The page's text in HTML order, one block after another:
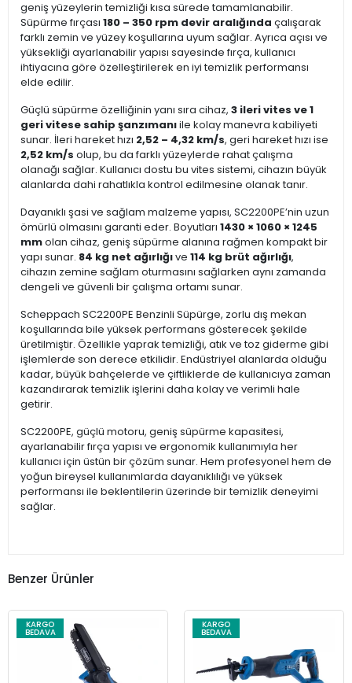
geniş yüzeylerin temizliği kısa sürede tamamlanabilir.
Süpürme fırçası 180 – 350 rpm devir aralığında çalışarak
farklı zemin ve yüzey koşullarına uyum sağlar. Ayrıca açısı ve
yüksekliği ayarlanabilir yapısı sayesinde fırça, kullanıcı
ihtiyacına göre özelleştirilerek en iyi temizlik performansı
elde edilir.
Güçlü süpürme özelliğinin yanı sıra cihaz, 3 ileri vites ve 1
geri vitese sahip şanzımanıile kolay manevra kabiliyeti
sunar. İleri hareket hızı 2,52 – 4,32 km/s, geri hareket hızı ise
2,52 km/s olup, bu da farklı yüzeylerde rahat çalışma
olanağı sağlar. Kullanıcı dostu bu vites sistemi, cihazın büyük
alanlarda dahi rahatlıkla kontrol edilmesine olanak tanır.
Dayanıklı şasi ve sağlam malzeme yapısı, SC2200PE’nin uzun
ömürlü olmasını garanti eder. Boyutları 1430 × 1060 × 1245
mmolan cihaz, geniş süpürme alanına rağmen kompakt bir
yapı sunar. 84 kg net ağırlığıve 114 kg brüt ağırlığı,
cihazın zemine sağlam oturmasını sağlarken aynı zamanda
dengeli ve güvenli bir çalışma ortamı sunar.
Scheppach SC2200PE Benzinli Süpürge, zorlu dış mekan
koşullarında bile yüksek performans gösterecek şekilde
üretilmiştir. Özellikle yaprak temizliği, atık ve toz giderme gibi
işlemlerde son derece etkilidir. Endüstriyel alanlarda olduğu
kadar, büyük bahçelerde ve çiftliklerde de kullanıcıya zaman
kazandırarak temizlik işlerini daha kolay ve verimli hale
getirir.
SC2200PE, güçlü motoru, geniş süpürme kapasitesi,
ayarlanabilir fırça yapısı ve ergonomik kullanımıyla her
kullanıcı için üstün bir çözüm sunar. Hem profesyonel hem de
yoğun bireysel kullanımlarda dayanıklılığı ve yüksek
performansı ile beklentilerin üzerinde bir temizlik deneyimi
sağlar.
Benzer Ürünler
KARGO
BEDAVA
KARGO
BEDAVA